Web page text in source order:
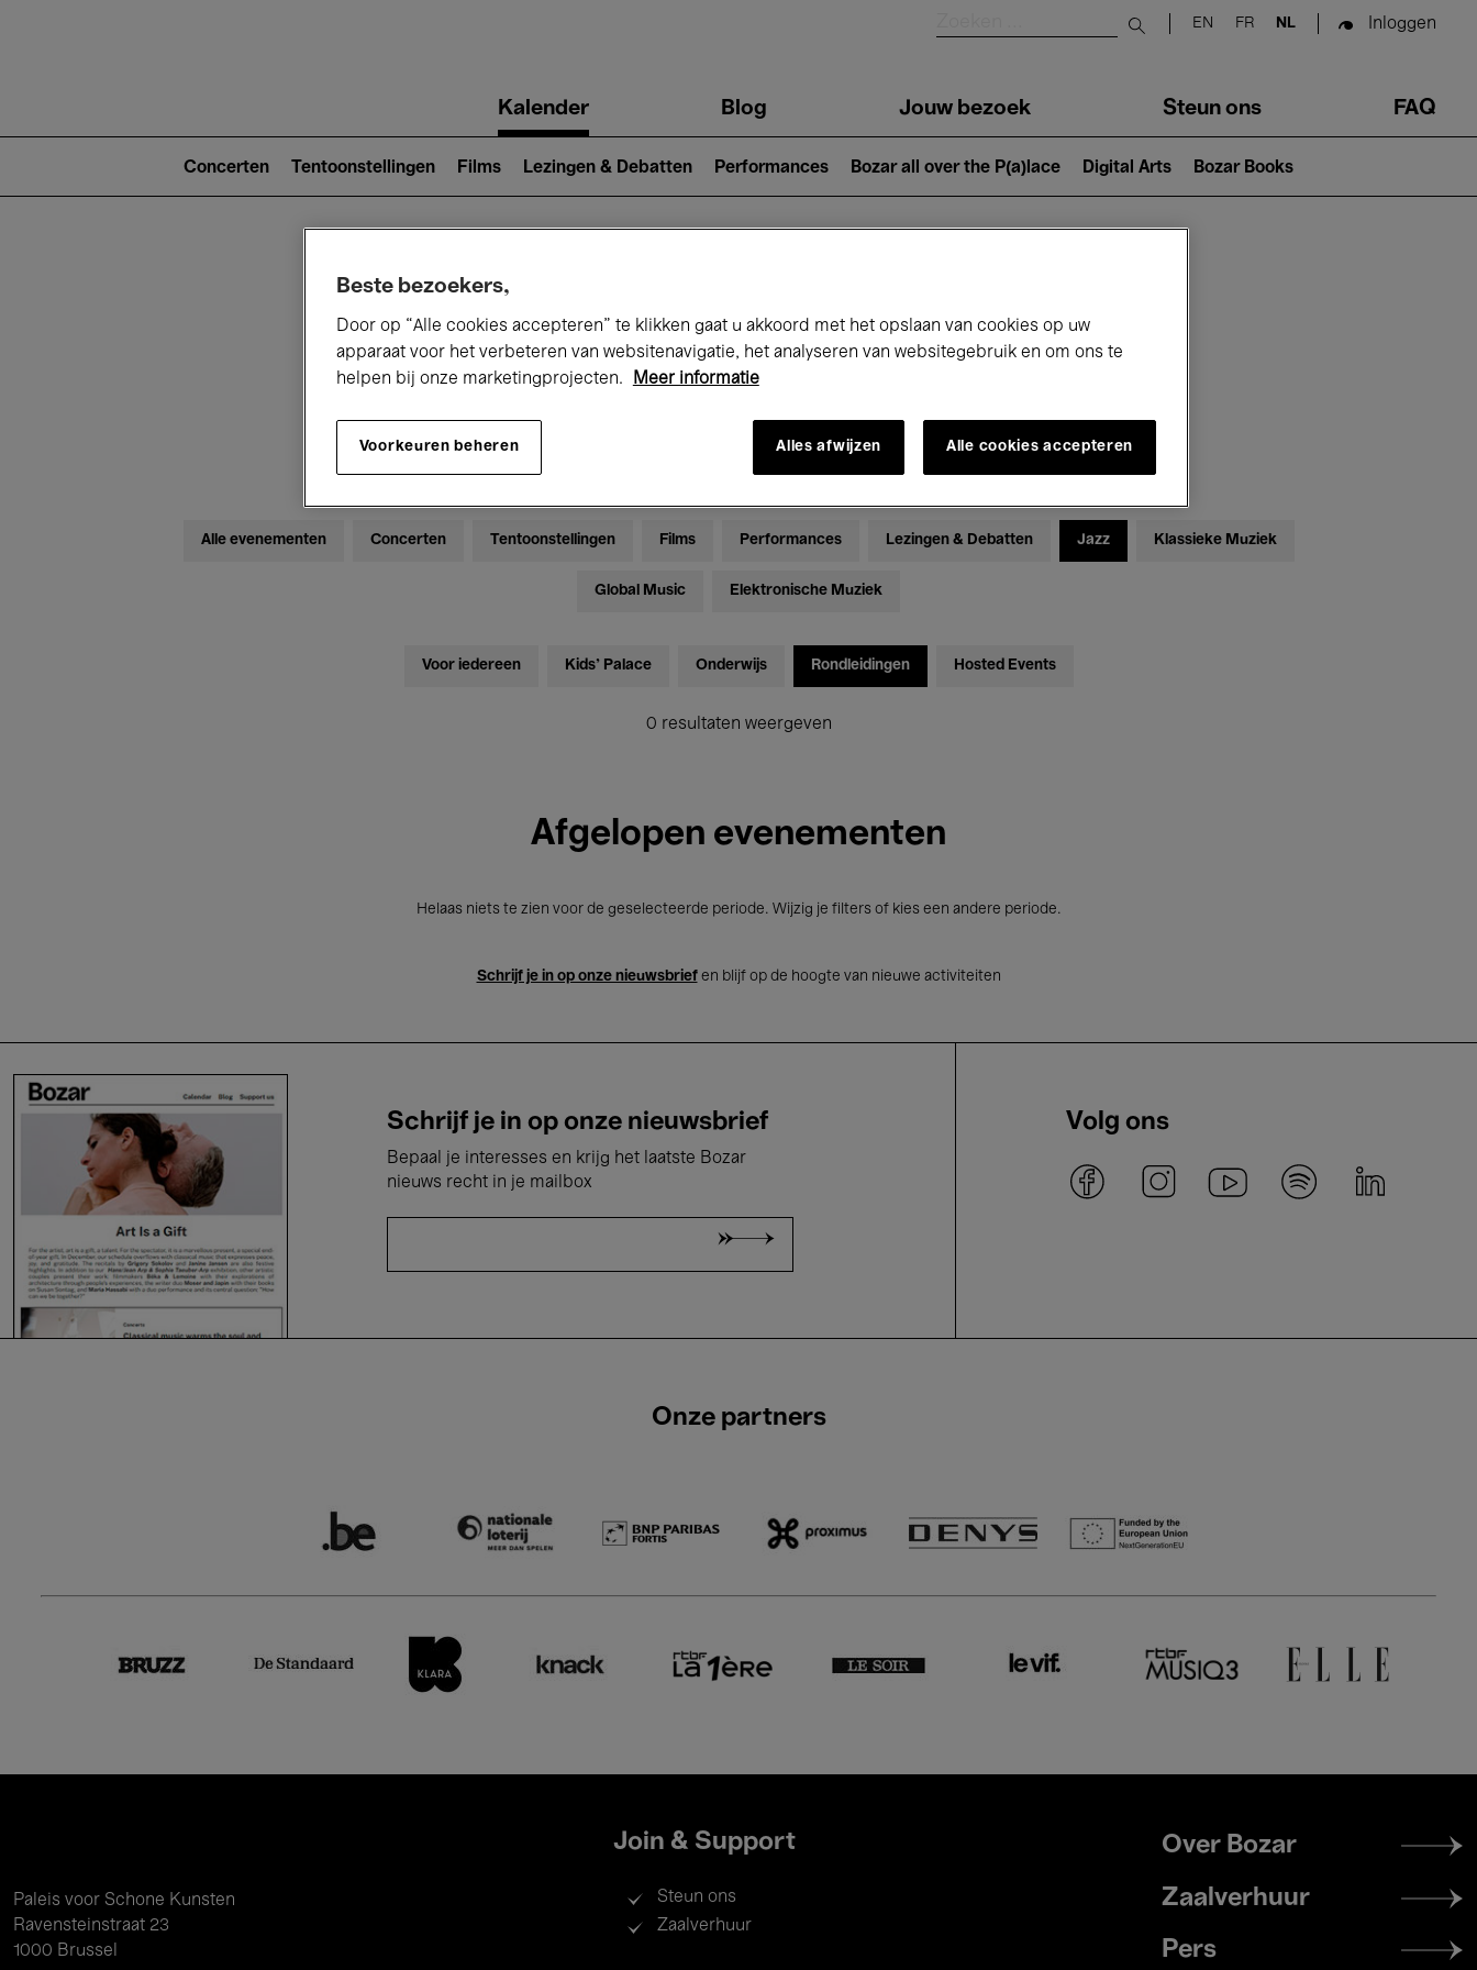
Submit search
EN FR NL Inloggen
navigationKalender Blog Jouw bezoek Steun ons FAQ
2)
Concerten Tentoonstellingen Films Lezingen & Debatten Performances Bozar all over the P(a)lace Digital Arts Bozar Books
Nu bij Bozar
Dinsdag 09 Juni 2026
Alle evenementen Concerten Tentoonstellingen Films Performances Lezingen & Debatten Jazz Klassieke Muziek
Global Music Elektronische Muziek
Voor iedereen Kids’ Palace Onderwijs Rondleidingen Hosted Events
0 resultaten weergeven
Afgelopen evenementen
Helaas niets te zien voor de geselecteerde periode. Wijzig je filters of kies een andere periode.
Schrijf je in op onze nieuwsbriefen blijf op de hoogte van nieuwe activiteiten
Schrijf je in op onze nieuwsbrief
Bepaal je interesses en krijg het laatste Bozar
nieuws recht in je mailbox
Volg ons
Onze partners
Paleis voor Schone Kunsten
Ravensteinstraat 23
1000 Brussel
Join & Support
Steun ons
Zaalverhuur
Footer
menu
Over Bozar
Zaalverhuur
Pers
Beste bezoekers,
Door op “Alle cookies accepteren” te klikken gaat u akkoord met het opslaan van cookies op uw
apparaat voor het verbeteren van websitenavigatie, het analyseren van websitegebruik en om ons te
helpen bij onze marketingprojecten.
Meer informatie
Voorkeuren beheren Alles afwijzen Alle cookies accepteren